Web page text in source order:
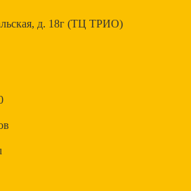
д. 18г (ТЦ ТРИО)